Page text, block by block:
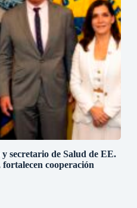
secretario de Salud de EE.
cooperación